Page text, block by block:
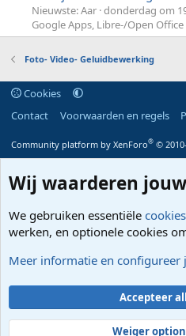
Nieuwste: Aar donderdag om
Google Apps, Libre-/Open Office
Foto- Video- Geluidbewerking
Cookies
Contact
Voorwaarden en regels
Community platform by XenForo® ©
Wij waarderen
We gebruiken essentiële cookies
werken, en optionele cookies
Meer informatie en configureer
Accepteer
Weiger